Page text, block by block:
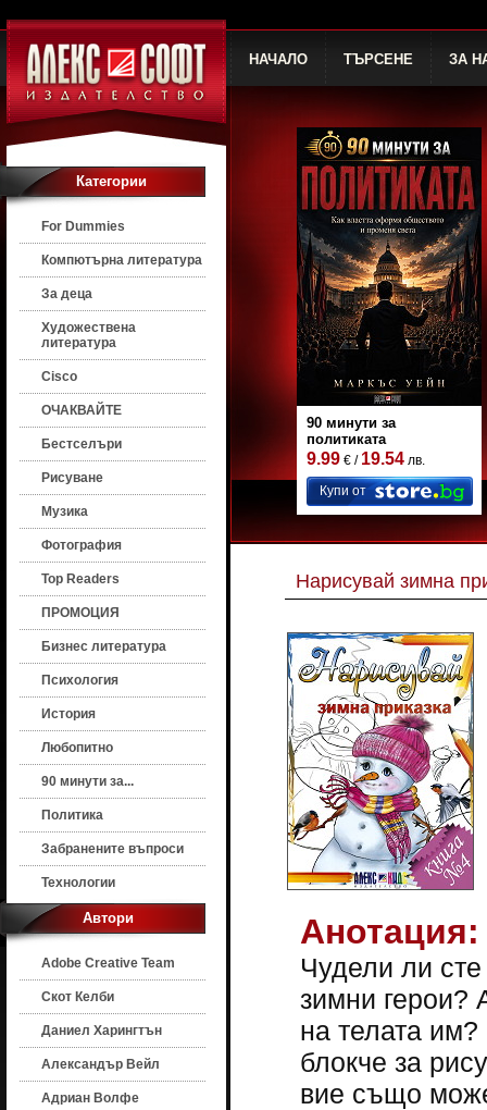
НАЧАЛО ТЪРСЕНЕ ЗА
Категории
For Dummies
Компютърна литература
За деца
Художествена
литература
Cisco
ОЧАКВАЙТЕ
Бестселъри
Рисуване
Музика
Фотография
Top Readers
ПРОМОЦИЯ
Бизнес литература
Психология
История
Любопитно
90 минути за...
Политика
Забранените въпроси
Технологии
Автори
Adobe Creative Team
Скот Келби
Даниел Харингтън
Александър Вейл
Адриан Волфе
90 минути за
политиката
9.99 € / 19.54 лв.
Купи от
Нарисувай зимна
Анотация:
Чудели ли
зимни герои?
на телата
блокче за
вие също